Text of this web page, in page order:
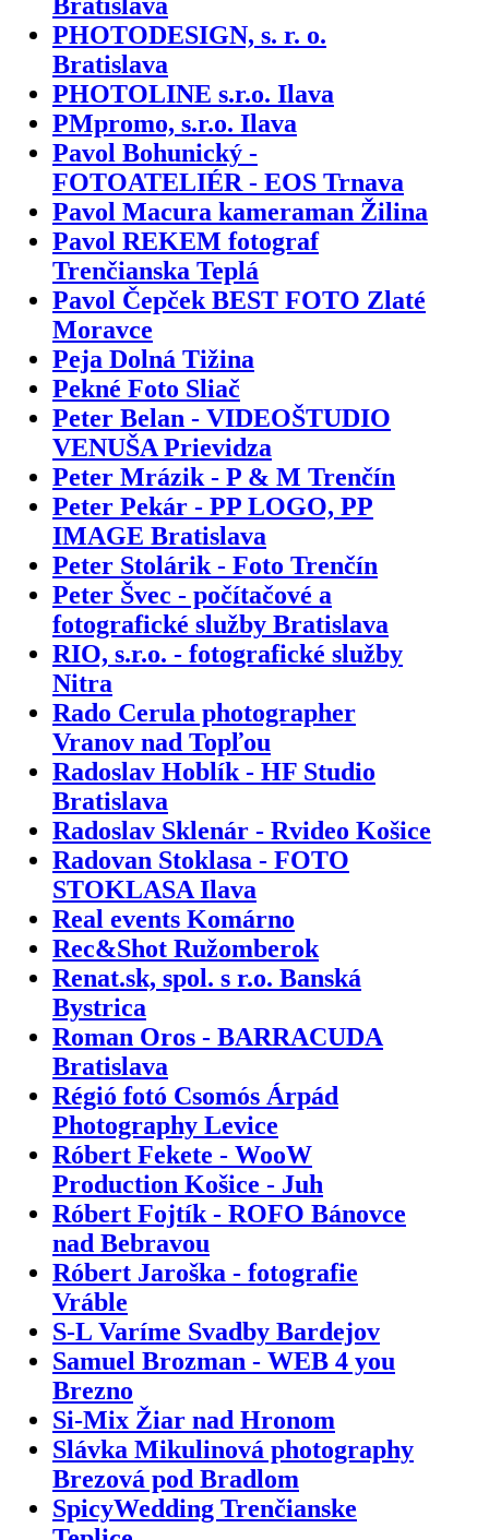
PHOTODESIGN, s. r. o.
Bratislava
PHOTOLINE s.r.o. Ilava
PMpromo, s.r.o. Ilava
Pavol Bohunický -
FOTOATELIÉR - EOS Trnava
Pavol Macura kameraman Žilina
Pavol REKEM fotograf
Trenčianska Teplá
Pavol Čepček BEST FOTO Zlaté
Moravce
Peja Dolná Tižina
Pekné Foto Sliač
Peter Belan - VIDEOŠTUDIO
VENUŠA Prievidza
Peter Mrázik - P & M Trenčín
Peter Pekár - PP LOGO, PP
IMAGE Bratislava
Peter Stolárik - Foto Trenčín
Peter Švec - počítačové a
fotografické služby Bratislava
RIO, s.r.o. - fotografické služby
Nitra
Rado Cerula photographer
Vranov nad Topľou
Radoslav Hoblík - HF Studio
Bratislava
Radoslav Sklenár - Rvideo Košice
Radovan Stoklasa - FOTO
STOKLASA Ilava
Real events Komárno
Rec&Shot Ružomberok
Renat.sk, spol. s r.o. Banská
Bystrica
Roman Oros - BARRACUDA
Bratislava
Régió fotó Csomós Árpád
Photography Levice
Róbert Fekete - WooW
Production Košice - Juh
Róbert Fojtík - ROFO Bánovce
nad Bebravou
Róbert Jaroška - fotografie
Vráble
S-L Varíme Svadby Bardejov
Samuel Brozman - WEB 4 you
Brezno
Si-Mix Žiar nad Hronom
Slávka Mikulinová photography
Brezová pod Bradlom
SpicyWedding Trenčianske